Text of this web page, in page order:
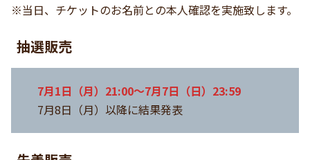
※当日、チケットのお名前との本人確認を実施致します。
抽選販売
7月1日（月）21:00〜7月7日（日）23:59
7月8日（月）以降に結果発表